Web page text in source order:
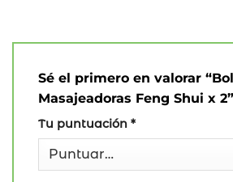
Sé el primero en valorar
Masajeadoras Feng Shui x 2”
Tu puntuación *